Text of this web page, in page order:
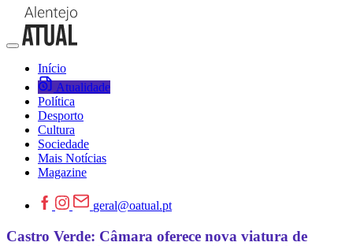
Início
Atualidade
Política
Desporto
Cultura
Sociedade
Mais Notícias
Magazine
geral@oatual.pt
Castro Verde: Câmara oferece nova viatura de